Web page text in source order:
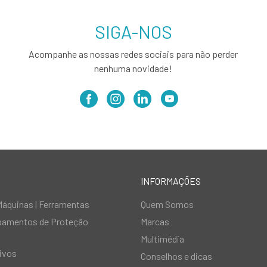
SIGA-NOS
Acompanhe as nossas redes sociais para não perder
nenhuma novidade!
| Ferramentas
de Proteção
INFORMAÇÕES
Quem Somos
Marcas
Multimédia
Conselhos e dicas